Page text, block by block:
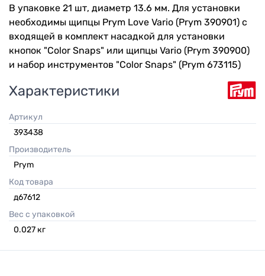
В упаковке 21 шт, диаметр 13.6 мм. Для установки
необходимы щипцы Prym Love Vario (Prym 390901) c
входящей в комплект насадкой для установки
кнопок "Color Snaps" или щипцы Vario (Prym 390900)
и набор инструментов "Color Snaps" (Prym 673115)
Характеристики
Артикул
393438
Производитель
Prym
Код товара
д67612
Вес с упаковкой
0.027 кг